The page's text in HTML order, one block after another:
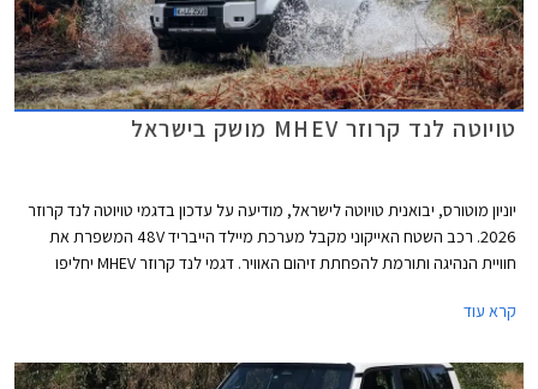
טויוטה לנד קרוזר MHEV מושק בישראל
יוניון מוטורס, יבואנית טויוטה לישראל, מודיעה על עדכון בדגמי טויוטה לנד קרוזר
2026. רכב השטח האייקוני מקבל מערכת מיילד הייבריד 48V המשפרת את
חוויית הנהיגה ותורמת להפחתת זיהום האוויר. דגמי לנד קרוזר MHEV יחליפו
קרא עוד